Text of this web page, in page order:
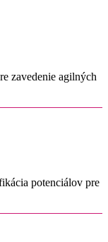
zavedenie agilných
potenciálov pre